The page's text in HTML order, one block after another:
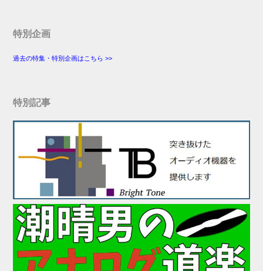
特別企画
過去の特集・特別企画はこちら >>
特別記事